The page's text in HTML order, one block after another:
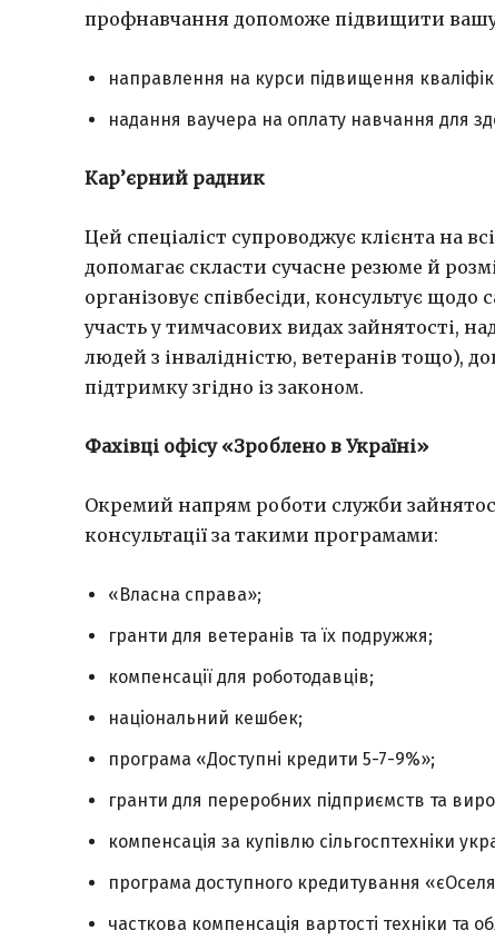
профнавчання допоможе підвищити
направлення на курси підвищення
надання ваучера на оплату навчання для
Кар’єрний радник
Цей спеціаліст супроводжує клієнта на
допомагає скласти сучасне резюме й
організовує співбесіди, консультує
участь у тимчасових видах зайнятості,
людей з інвалідністю, ветеранів тощо),
підтримку згідно із законом.
Фахівці офісу «Зроблено в Україні»
Окремий напрям роботи служби
консультації за такими програмами:
«Власна справа»;
гранти для ветеранів та їх подружжя;
компенсації для роботодавців;
національний кешбек;
програма «Доступні кредити 5-7-9%»;
гранти для переробних підприємств та
компенсація за купівлю сільгосптехніки
програма доступного кредитування
часткова компенсація вартості техніки та